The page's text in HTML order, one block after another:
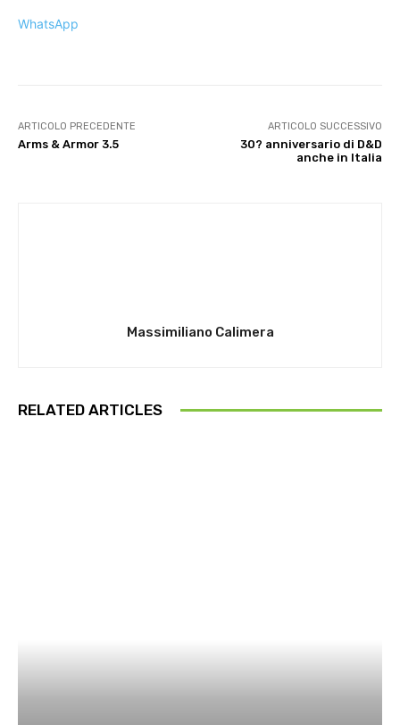
WhatsApp
ARTICOLO PRECEDENTE
Arms & Armor 3.5
ARTICOLO SUCCESSIVO
30? anniversario di D&D
anche in Italia
Massimiliano Calimera
RELATED ARTICLES